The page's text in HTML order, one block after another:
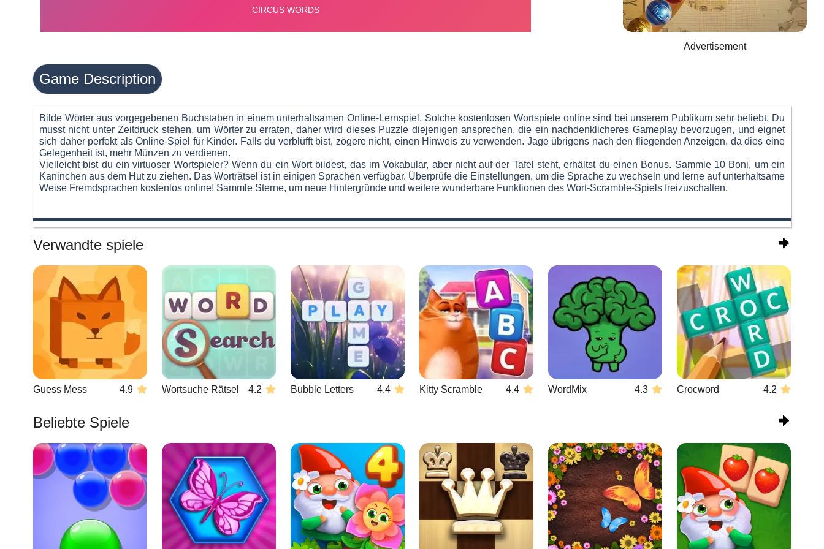
Advertisement
Game Description
Bilde Wörter aus vorgegebenen Buchstaben in einem unterhaltsamen Online-Lernspiel. Solche kostenlosen Wortspiele online sind bei unserem Publikum sehr beliebt. Du
musst nicht unter Zeitdruck stehen, um Wörter zu erraten, daher wird dieses Puzzle diejenigen ansprechen, die ein nachdenklicheres Gameplay bevorzugen, und eignet
sich daher perfekt als Online-Spiel für Kinder. Falls du verblüfft bist, zögere nicht, einen Hinweis zu verwenden. Jage übrigens nach den fliegenden Anzeigen, da dies eine
Gelegenheit ist, mehr Münzen zu verdienen.
Vielleicht bist du ein virtuoser Wortspieler? Wenn du ein Wort bildest, das im Vokabular, aber nicht auf der Tafel steht, erhältst du einen Bonus. Sammle 10 Boni, um ein
Kaninchen aus dem Hut zu ziehen. Das Worträtsel ist in einigen Sprachen verfügbar. Überprüfe die Einstellungen, um die Sprache zu wechseln und lerne auf unterhaltsame
Weise Fremdsprachen kostenlos online! Sammle Sterne, um neue Hintergründe und weitere wunderbare Funktionen des Wort-Scramble-Spiels freizuschalten.
Verwandte spiele
Guess Mess 4.9 Wortsuche Rätsel 4.2 Bubble Letters 4.4 Kitty Scramble 4.4 WordMix 4.3 Crocword 4.2
Beliebte Spiele